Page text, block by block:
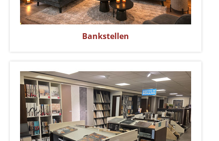
Bankstellen